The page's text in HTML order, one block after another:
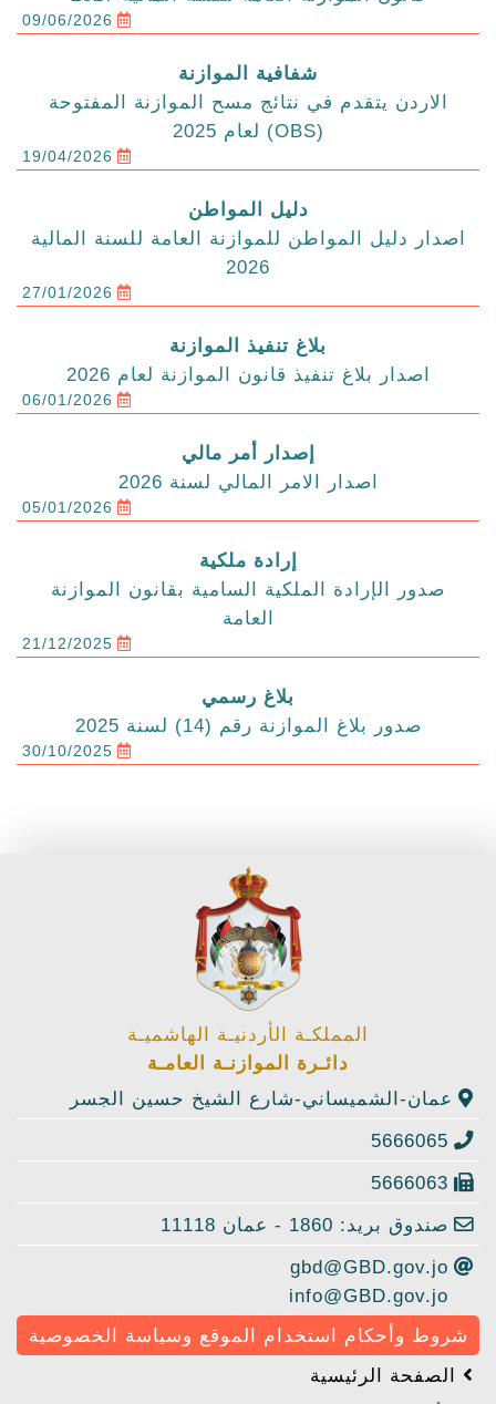
09/06/2026
شفافية الموازنة
الاردن يتقدم في نتائج مسح الموازنة المفتوحة
(OBS) لعام 2025
19/04/2026
دليل المواطن
اصدار دليل المواطن للموازنة العامة للسنة المالية
2026
27/01/2026
بلاغ تنفيذ الموازنة
اصدار بلاغ تنفيذ قانون الموازنة لعام 2026
06/01/2026
إصدار أمر مالي
اصدار الامر المالي لسنة 2026
05/01/2026
إرادة ملكية
صدور الإرادة الملكية السامية بقانون الموازنة
العامة
21/12/2025
بلاغ رسمي
صدور بلاغ الموازنة رقم (14) لسنة 2025
30/10/2025
المملكـة الأردنيـة الهاشميـة
دائـرة الموازنـة العامـة
عمان-الشميساني-شارع الشيخ حسين الجسر
5666065
5666063
صندوق بريد: 1860 - عمان 11118
gbd@GBD.gov.jo
info@GBD.gov.jo
شروط وأحكام استخدام الموقع وسياسة الخصوصية
الصفحة الرئيسية